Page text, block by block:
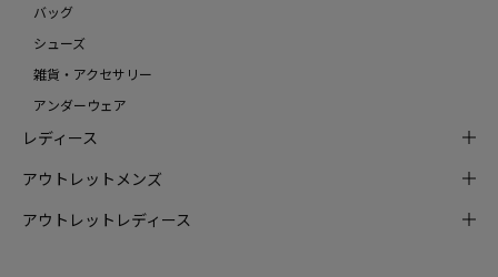
バッグ
シューズ
雑貨・アクセサリー
アンダーウェア
レディース
アウトレットメンズ
アウトレットレディース